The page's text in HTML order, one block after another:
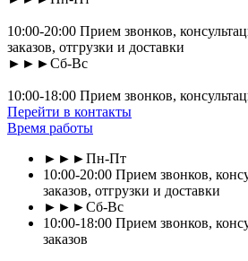
10:00-20:00 Прием звонков,
заказов, отгрузки и доставки
►►►Сб-Вс
10:00-18:00 Прием звонков,
Перейти в контакты
Время работы
►►►Пн-Пт
10:00-20:00 Прием звонков,
заказов, отгрузки и доставки
►►►Сб-Вс
10:00-18:00 Прием звонков,
заказов